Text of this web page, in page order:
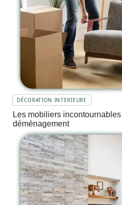
DÉCORATION INTERIEURE
Les mobiliers
déménagement